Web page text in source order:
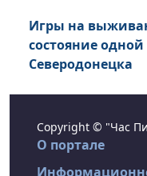
Игры на
состояние
Северодонецка
Copyright © "Час
О портале